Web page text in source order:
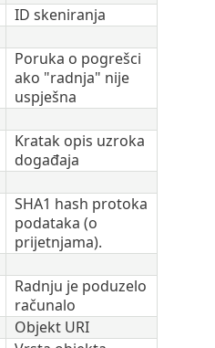
ID skeniranja
Poruka o pogrešci
ako "radnja" nije
uspješna
Kratak opis uzroka
događaja
SHA1 hash protoka
podataka (o
prijetnjama).
Radnju je poduzelo
računalo
Objekt URI